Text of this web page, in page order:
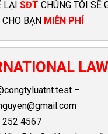
SĐT CHÚNG TÔI SẼ
CHO BẠN MIỄN PHÍ
–
252 4567